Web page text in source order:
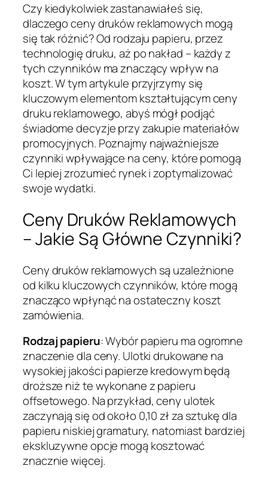
Czy kiedykolwiek zastanawiałeś się,
dlaczego ceny druków reklamowych mogą
się tak różnić? Od rodzaju papieru, przez
technologię druku, aż po nakład – każdy z
tych czynników ma znaczący wpływ na
koszt. W tym artykule przyjrzymy się
kluczowym elementom kształtującym ceny
druku reklamowego, abyś mógł podjąć
świadome decyzje przy zakupie materiałów
promocyjnych. Poznajmy najważniejsze
czynniki wpływające na ceny, które pomogą
Ci lepiej zrozumieć rynek i zoptymalizować
swoje wydatki.
Ceny Druków Reklamowych
– Jakie Są Główne Czynniki?
Ceny druków reklamowych są uzależnione
od kilku kluczowych czynników, które mogą
znacząco wpłynąć na ostateczny koszt
zamówienia.
Rodzaj papieru: Wybór papieru ma ogromne
znaczenie dla ceny. Ulotki drukowane na
wysokiej jakości papierze kredowym będą
droższe niż te wykonane z papieru
offsetowego. Na przykład, ceny ulotek
zaczynają się od około 0,10 zł za sztukę dla
papieru niskiej gramatury, natomiast bardziej
ekskluzywne opcje mogą kosztować
znacznie więcej.